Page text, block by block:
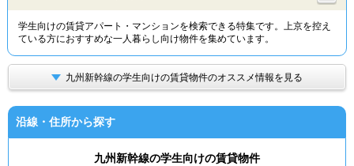
TOP
学生向けの賃貸アパート・マンションを検索できる特集です。上京を控え
ている方におすすめな一人暮らし向け物件を集めています。
九州新幹線の学生向けの賃貸物件のオススメ情報を見る
沿線・住所から探す
九州新幹線の学生向けの賃貸物件